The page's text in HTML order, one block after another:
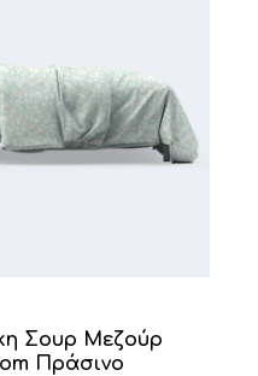
Σουρ Μεζούρ
Πράσινο